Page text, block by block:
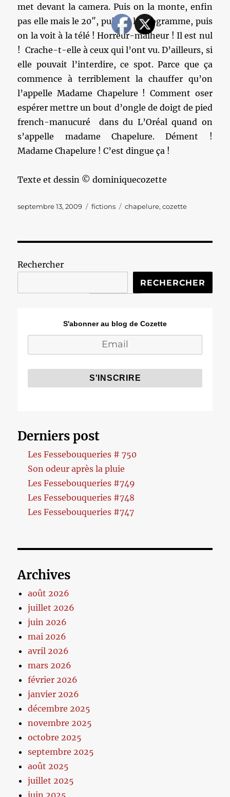
met devant la camera. Puis on la monte, enfin
pas elle mais le 20″, puis on la programme, puis
on la voit à la télé ! Horreur-malheur ! Il est nul
! Crache-t-elle à ceux qui l’ont vu. D’ailleurs, si
elle pouvait l’interdire, ce spot. Parce que ça
commence à terriblement la chauffer qu’on
l’appelle Madame Chapelure ! Comment oser
espérer mettre un bout d’ongle de doigt de pied
french-manucuré dans du L’Oréal quand on
s’appelle madame Chapelure. Dément !
Madame Chapelure ! C’est dingue ça !
Texte et dessin © dominiquecozette
Publié
septembre 13, 2009 Catégories
fictions Étiquettes
chapelure,cozette
Rechercher
RECHERCHER
S'abonner au blog de Cozette
Derniers post
Les Fessebouqueries # 750
Son odeur après la pluie
Les Fessebouqueries #749
Les Fessebouqueries #748
Les Fessebouqueries #747
Archives
août 2026
juillet 2026
juin 2026
mai 2026
avril 2026
mars 2026
février 2026
janvier 2026
décembre 2025
novembre 2025
octobre 2025
septembre 2025
août 2025
juillet 2025
juin 2025